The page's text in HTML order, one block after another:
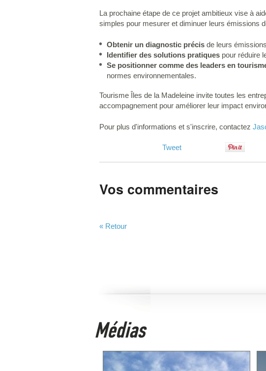
La prochaine étape de ce projet ambitieux vise à
simples pour mesurer et diminuer leurs émissions
Obtenir un diagnostic précis de leurs
Identifier des solutions pratiques pour réduire
Se positionner comme des leaders en
normes environnementales.
Tourisme Îles de la Madeleine invite toutes les
accompagnement pour améliorer leur impact
Pour plus d'informations et s'inscrire, contactez
Tweet
Vos commentaires
« Retour
Médias